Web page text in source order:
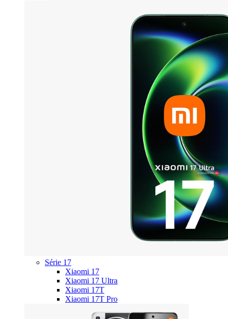
Série 17
Xiaomi 17
Xiaomi 17 Ultra
Xiaomi 17T
Xiaomi 17T Pro